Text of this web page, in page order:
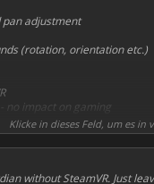
adjustment
(rotation, orientation etc.)
no impact on gaming
Klicke in dieses Feld, um es in
without SteamVR. Just